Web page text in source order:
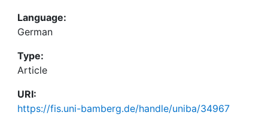
Language:
German
Type:
Article
URI:
https://fis.uni-bamberg.de/handle/uniba/34967